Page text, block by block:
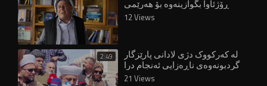
ڕۆژئاوا بگوازینەوە بۆ هەرێمی
کوردستان
12 Views
2:49 لە کەرکووک دژی لادانی پارێزگار
گردبونەوەی ناڕەزایی ئەنجام درا
21 Views